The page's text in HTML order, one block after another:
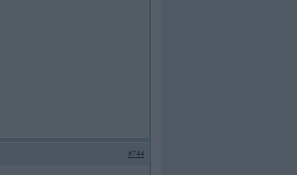
#744